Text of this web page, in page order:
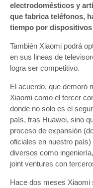
electrodomésticos y
que fabrica teléfonos,
tiempo por
También Xiaomi podrá
en sus lineas de
logra ser competitivo.
El acuerdo, que demoró
Xiaomi como el tercer
donde no solo es el
país, tras Huawei, sino
proceso de expansión
oficiales en nuestro
diversos como
joint ventures con
Hace dos meses Xiaomi